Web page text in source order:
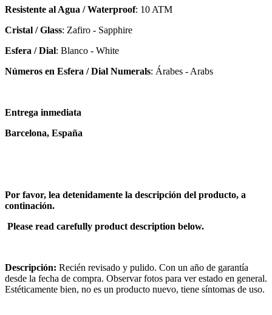
Resistente al Agua / Waterproof: 10 ATM
Cristal / Glass: Zafiro - Sapphire
Esfera / Dial: Blanco - White
Números en Esfera / Dial Numerals: Árabes - Arabs
Entrega inmediata
Barcelona, España
Por favor, lea detenidamente la descripción del producto, a
continación.
Please read carefully product description below.
Descripción: Recién revisado y pulido. Con un año de garantía
desde la fecha de compra. Observar fotos para ver estado en general.
Estéticamente bien, no es un producto nuevo, tiene síntomas de uso.